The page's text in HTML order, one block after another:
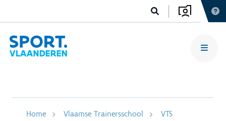
Home Vlaamse Trainersschool
VTS